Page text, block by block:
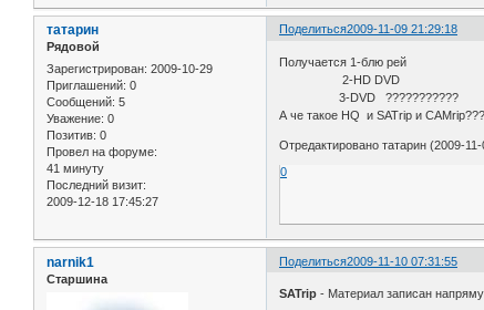
Поделиться2009-11-09 21:29:18
татарин
Рядовой
Зарегистрирован: 2009-10-29
Приглашений: 0
Сообщений: 5
Уважение: 0
Позитив: 0
Провел на форуме:
41 минуту
Последний визит:
2009-12-18 17:45:27
Получается 1-блю рей
2-HD DVD
3-DVD ???????????
А че такое HQ и SATrip и
Отредактировано татарин (2009-
0
Поделиться2009-11-10 07:31:55
narnik1
Старшина
SATrip - Материал записан